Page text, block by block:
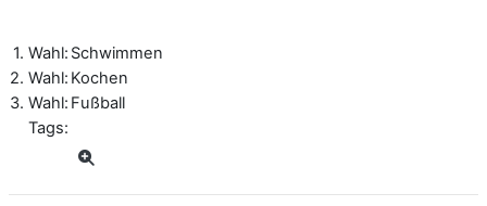
1. Wahl: Schwimmen
2. Wahl: Kochen
3. Wahl: Fußball
Tags: